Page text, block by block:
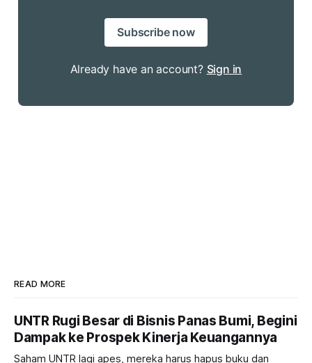
Subscribe now
Already have an account? Sign in
READ MORE
UNTR Rugi Besar di Bisnis Panas Bumi, Begini
Dampak ke Prospek Kinerja Keuangannya
Saham UNTR lagi apes, mereka harus hapus buku dan